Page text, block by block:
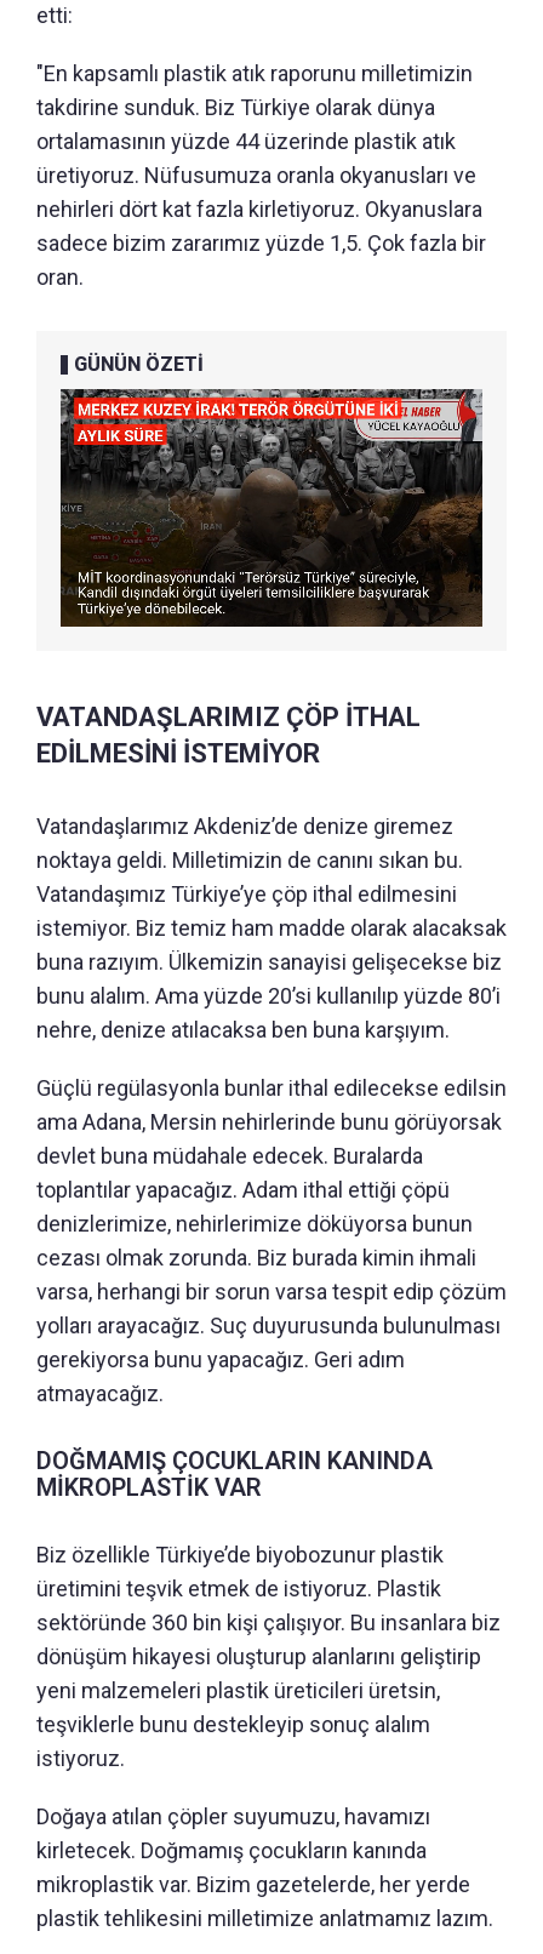
etti:
"En kapsamlı plastik atık raporunu milletimizin
takdirine sunduk. Biz Türkiye olarak dünya
ortalamasının yüzde 44 üzerinde plastik atık
üretiyoruz. Nüfusumuza oranla okyanusları ve
nehirleri dört kat fazla kirletiyoruz. Okyanuslara
sadece bizim zararımız yüzde 1,5. Çok fazla bir
oran.
GÜNÜN ÖZETİ
VATANDAŞLARIMIZ ÇÖP İTHAL
EDİLMESİNİ İSTEMİYOR
Vatandaşlarımız Akdeniz’de denize giremez
noktaya geldi. Milletimizin de canını sıkan bu.
Vatandaşımız Türkiye’ye çöp ithal edilmesini
istemiyor. Biz temiz ham madde olarak alacaksak
buna razıyım. Ülkemizin sanayisi gelişecekse biz
bunu alalım. Ama yüzde 20’si kullanılıp yüzde 80’i
nehre, denize atılacaksa ben buna karşıyım.
Güçlü regülasyonla bunlar ithal edilecekse edilsin
ama Adana, Mersin nehirlerinde bunu görüyorsak
devlet buna müdahale edecek. Buralarda
toplantılar yapacağız. Adam ithal ettiği çöpü
denizlerimize, nehirlerimize döküyorsa bunun
cezası olmak zorunda. Biz burada kimin ihmali
varsa, herhangi bir sorun varsa tespit edip çözüm
yolları arayacağız. Suç duyurusunda bulunulması
gerekiyorsa bunu yapacağız. Geri adım
atmayacağız.
DOĞMAMIŞ ÇOCUKLARIN KANINDA
MİKROPLASTİK VAR
Biz özellikle Türkiye’de biyobozunur plastik
üretimini teşvik etmek de istiyoruz. Plastik
sektöründe 360 bin kişi çalışıyor. Bu insanlara biz
dönüşüm hikayesi oluşturup alanlarını geliştirip
yeni malzemeleri plastik üreticileri üretsin,
teşviklerle bunu destekleyip sonuç alalım
istiyoruz.
Doğaya atılan çöpler suyumuzu, havamızı
kirletecek. Doğmamış çocukların kanında
mikroplastik var. Bizim gazetelerde, her yerde
plastik tehlikesini milletimize anlatmamız lazım.